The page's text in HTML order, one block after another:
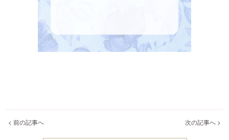
< 前の記事へ 次の記事へ >